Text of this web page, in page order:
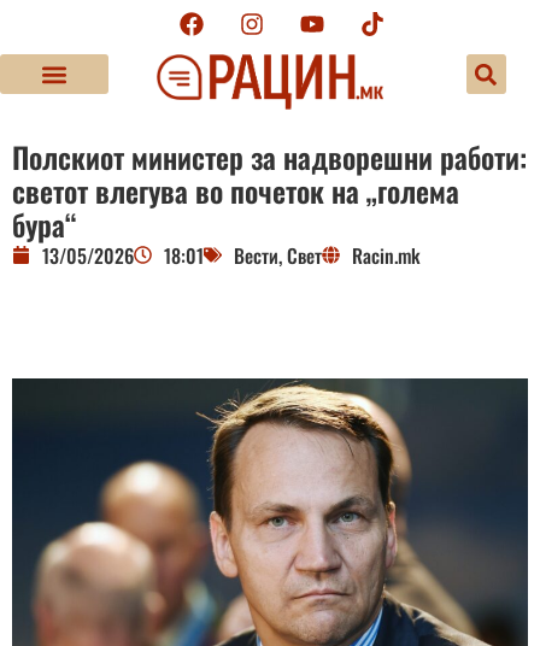
Полскиот министер за надворешни работи:
светот влегува во почеток на „голема
бура“
13/05/2026 18:01 Вести,Свет Racin.mk